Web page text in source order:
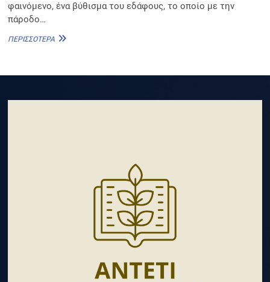
φαινόμενο, ένα βύθισμα του εδάφους, το οποίο με την
πάροδο…
ΠΕΡΙΣΣΌΤΕΡΑ ΚΆΤΩ